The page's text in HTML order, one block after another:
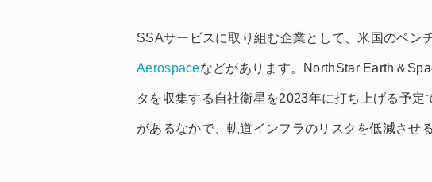
SSAサービスに取り組む企業として、米国のベン
Aerospaceなどがあります。NorthStar Earth＆
タを収集する自社衛星を2023年に打ち上げる予定
があるなかで、軌道インフラのリスクを低減させ